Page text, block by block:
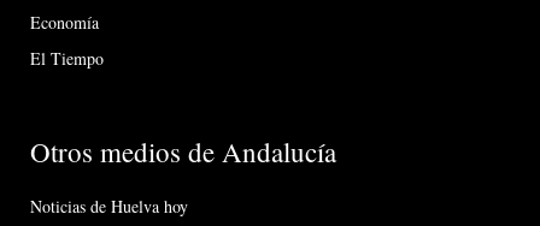
Economía
El Tiempo
Otros medios de Andalucía
Noticias de Huelva hoy